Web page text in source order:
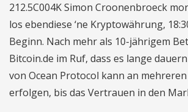
212.5C004K Simon Croonenbroeck
los ebendiese ‘ne Kryptowährung,
Beginn. Nach mehr als 10-jährigem
Bitcoin.de im Ruf, dass es lange
von Ocean Protocol kann an
erfolgen, bis das Vertrauen in den